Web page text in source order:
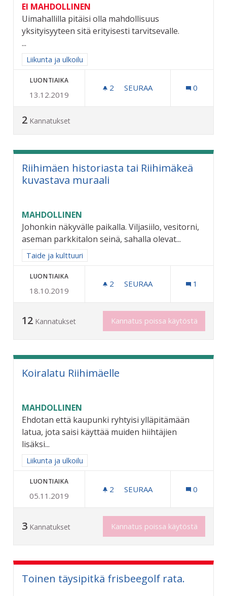
EI MAHDOLLINEN
Uimahallilla pitäisi olla mahdollisuus
yksityisyyteen sitä erityisesti tarvitsevalle.
...
Rajaa tulokset aihepiirin mukaan: Liikunta ja ulkoilu
Liikunta ja ulkoilu
LUONTIAIKA
13.12.2019
2 2 SEURAAJAA
SEURAA 0
2 Kannatukset
Riihimäen historiasta tai Riihimäkeä
kuvastava muraali
MAHDOLLINEN
Johonkin näkyvälle paikalla. Viljasiilo, vesitorni,
aseman parkkitalon seinä, sahalla olevat...
Rajaa tulokset aihepiirin mukaan: Taide ja kulttuuri
Taide ja kulttuuri
LUONTIAIKA
18.10.2019
2 2 SEURAAJAA
SEURAA 1
12 Kannatukset Kannatus poissa käytöstä
Koiralatu Riihimäelle
MAHDOLLINEN
Ehdotan että kaupunki ryhtyisi ylläpitämään
latua, jota saisi käyttää muiden hiihtäjien
lisäksi...
Rajaa tulokset aihepiirin mukaan: Liikunta ja ulkoilu
Liikunta ja ulkoilu
LUONTIAIKA
05.11.2019
2 2 SEURAAJAA
SEURAA 0
3 Kannatukset Kannatus poissa käytöstä
Toinen täysipitkä frisbeegolf rata.